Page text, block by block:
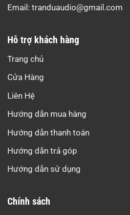
Email: tranduaudio@gmail.com
Hỗ trợ khách hàng
Trang chủ
Cửa Hàng
Liên Hệ
Hướng dẫn mua hàng
Hướng dẫn thanh toán
Hướng dẫn trả góp
Hướng dẫn sử dụng
Chính sách